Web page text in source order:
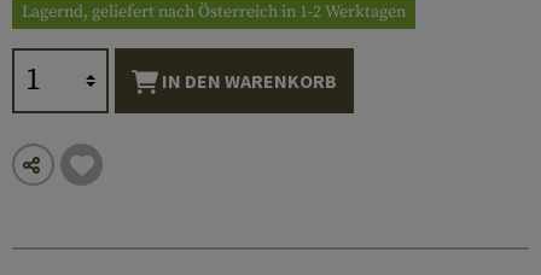
Lagernd, geliefert nach Österreich in 1-2 Werktagen
IN DEN WARENKORB